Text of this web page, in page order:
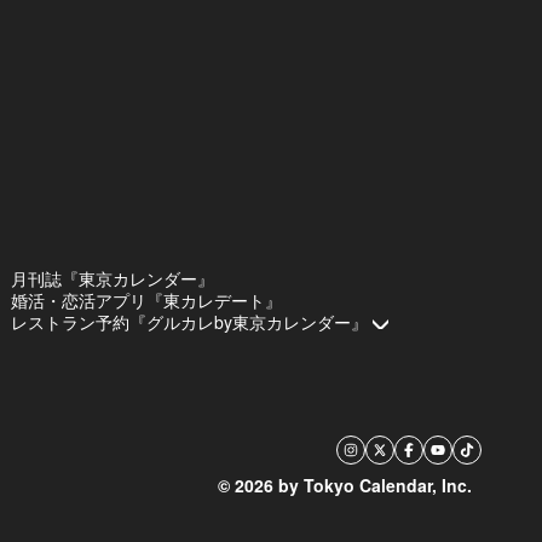
月刊誌『東京カレンダー』
婚活・恋活アプリ『東カレデート』
レストラン予約『グルカレby東京カレンダー』
© 2026 by Tokyo Calendar, Inc.